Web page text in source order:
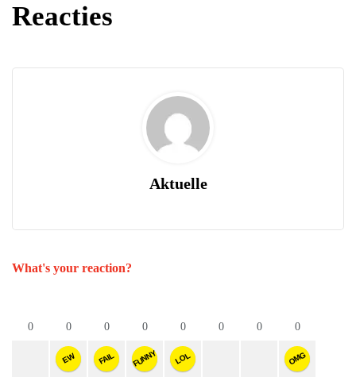
Reacties
Aktuelle
What's your reaction?
0 0
EW
0
FAIL
0
FUNNY
0
LOL
0 0 0
OMG